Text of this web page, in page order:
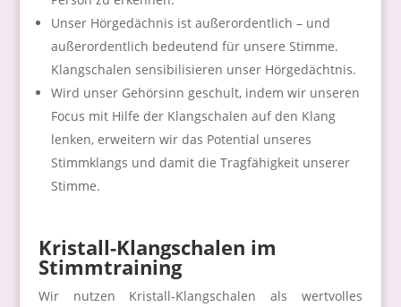
Unser Hörgedächnis ist außerordentlich – und
außerordentlich bedeutend für unsere Stimme.
Klangschalen sensibilisieren unser Hörgedächtnis.
Wird unser Gehörsinn geschult, indem wir unseren
Focus mit Hilfe der Klangschalen auf den Klang
lenken, erweitern wir das Potential unseres
Stimmklangs und damit die Tragfähigkeit unserer
Stimme.
Kristall-Klangschalen im
Stimmtraining
Wir nutzen Kristall-Klangschalen als wertvolles